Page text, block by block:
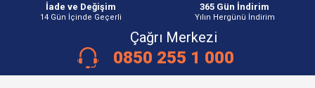
İade ve Değişim
14 Gün İçinde Geçerli
365 Gün İndirim
Yılın Hergünü İndirim
Çağrı Merkezi
0850 255 1 000